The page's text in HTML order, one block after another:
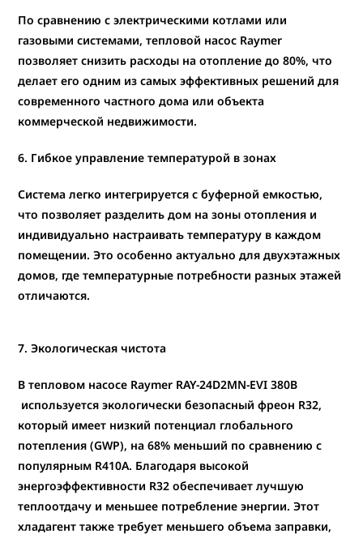
По сравнению с электрическими котлами или
газовыми системами,тепловой насос Raymer
позволяет снизить расходы на отопление до 80%, что
делает его одним из самых эффективных решений для
современного частного дома или объекта
коммерческой недвижимости.
6. Гибкое управление температурой в зонах
Система легко интегрируется с буферной емкостью,
что позволяет разделить дом на зоны отопления и
индивидуально настраивать температуру в каждом
помещении.Это особенно актуально для двухэтажных
домов, где температурные потребности разных этажей
отличаются.
7. Экологическая чистота
В тепловом насосе Raymer RAY-24D2MN-EVI 380В
используется экологически безопасный фреон R32,
который имеет низкий потенциал глобального
потепления (GWP), на 68% меньший по сравнению с
популярным R410A. Благодаря высокой
энергоэффективности R32 обеспечивает лучшую
теплоотдачу и меньшее потребление энергии. Этот
хладагент также требует меньшего объема заправки,